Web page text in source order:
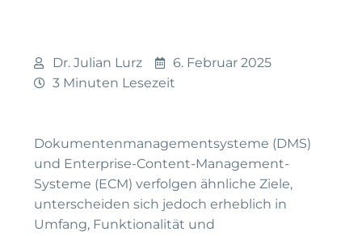
Dr. Julian Lurz
6. Februar 2025
3 Minuten Lesezeit
Dokumentenmanagementsysteme (DMS)
und Enterprise-Content-Management-
Systeme (ECM) verfolgen ähnliche Ziele,
unterscheiden sich jedoch erheblich in
Umfang, Funktionalität und